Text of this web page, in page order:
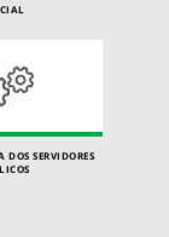
DOS SERVIDORES